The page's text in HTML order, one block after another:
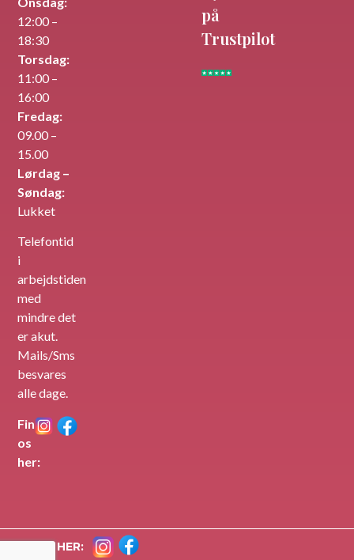
12:00 –
18:30
Torsdag:
11:00 –
16:00
Fredag:
09.00 –
15.00
Lørdag –
Søndag:
Lukket
Telefontid
i
arbejdstiden
med
mindre det
er akut.
Mails/Sms
besvares
alle dage.
Find
os
her:
på
Trustpilot
FIND OS HER: